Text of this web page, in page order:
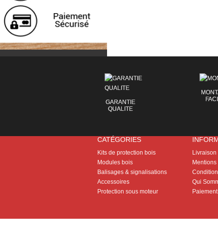
GARANTIE
QUALITE
CATÉGORIES
Kits de protection bois
Modules bois
Balisages & signalisations
Accessoires
Protection sous moteur
Livraison
Qui